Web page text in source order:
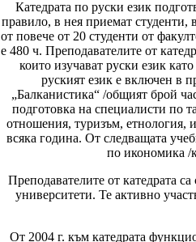
Катедрата по руски език
правило, в нея приемат студенти,
от повече от 20 студенти от
е 480 ч. Преподавателите от
които изучават руски език
руският език е включен в
„Балканистика“ /общият брой
подготовка на специалисти по
отношения, туризъм, етнология,
всяка година. От следващата
по икономика /
Преподавателите от катедрата
университети. Те активно
От 2004 г. към катедрата